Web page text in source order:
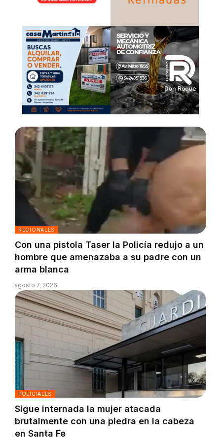
REGIONALES
Con una pistola Taser la Policía redujo a un
hombre que amenazaba a su padre con un
arma blanca
agosto 7, 2026
POLICIALES
Sigue internada la mujer atacada
brutalmente con una piedra en la cabeza
en Santa Fe